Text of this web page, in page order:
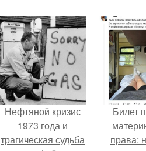
Нефтяной кризис
1973 года и
трагическая судьба
Билет
права: